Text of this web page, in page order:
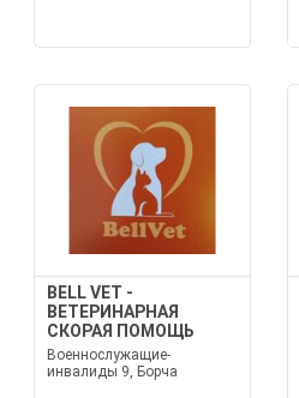
BELL VET -
ВЕТЕРИНАРНАЯ
СКОРАЯ ПОМОЩЬ
Военнослужащие-
инвалиды 9, Борча